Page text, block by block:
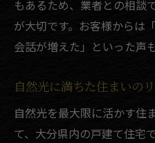
もあるため、業者との相談
が大切です。お客様からは
会話が増えた」といった声
自然光に満ちた住まいの
自然光を最大限に活かす住
て、大分県内の戸建て住宅